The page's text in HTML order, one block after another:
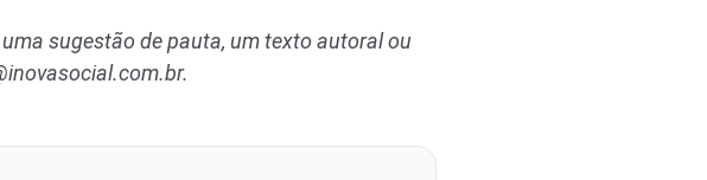
sugestão de pauta, um texto autoral ou
.